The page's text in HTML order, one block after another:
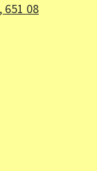
651 08